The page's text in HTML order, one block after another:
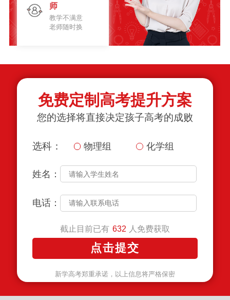
师
教学不满意
老师随时换
免费定制高考提升方案
您的选择将直接决定孩子高考的成败
选科： 物理组 化学组
姓名：
电话：
截止目前已有 632 人免费获取
新学高考郑重承诺，以上信息将严格保密